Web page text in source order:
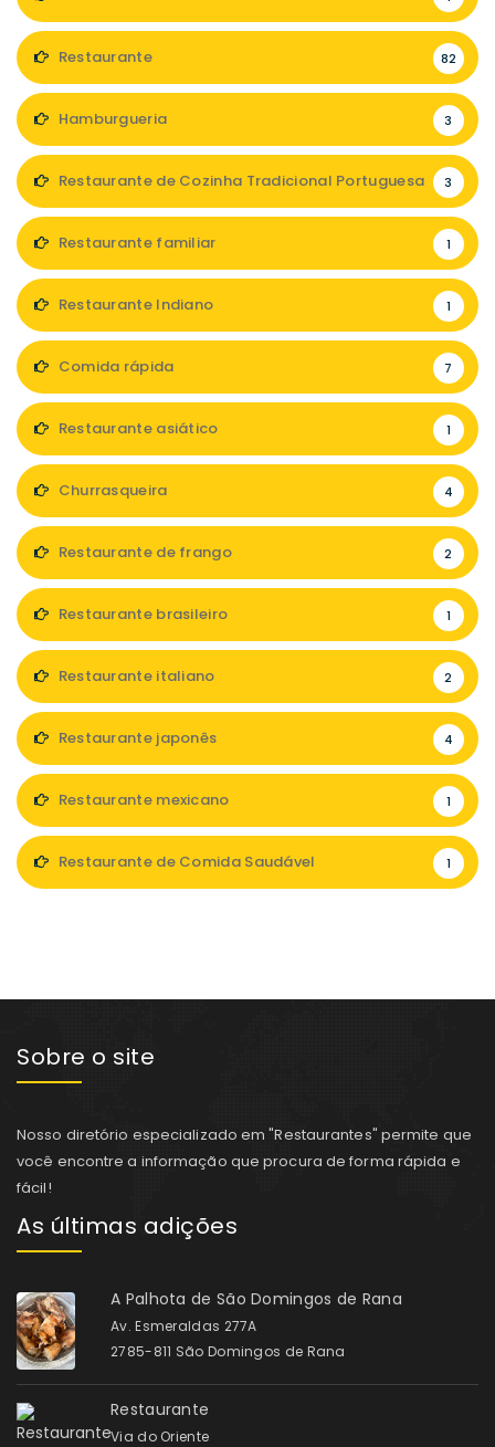
Restaurante 82
Hamburgueria 3
Restaurante de Cozinha Tradicional Portuguesa 3
Restaurante familiar 1
Restaurante Indiano 1
Comida rápida 7
Restaurante asiático 1
Churrasqueira 4
Restaurante de frango 2
Restaurante brasileiro 1
Restaurante italiano 2
Restaurante japonês 4
Restaurante mexicano 1
Restaurante de Comida Saudável 1
Sobre o site
Nosso diretório especializado em "Restaurantes" permite que
você encontre a informação que procura de forma rápida e
fácil!
As últimas adições
A Palhota de São Domingos de Rana
Av. Esmeraldas 277A
2785-811 São Domingos de Rana
Restaurante
Via do Oriente